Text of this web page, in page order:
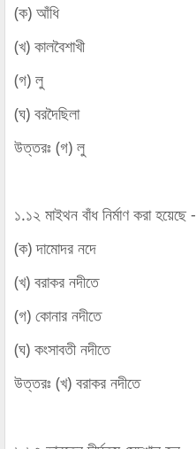
(ক) আঁধি
(খ) কালবৈশাখী
(গ) লু
(ঘ) বরদৈছিলা
উত্তরঃ (গ) লু
১.১২ মাইথন বাঁধ নির্মাণ করা হয়েছে -
(ক) দামোদর নদে
(খ) বরাকর নদীতে
(গ) কোনার নদীতে
(ঘ) কংসাবতী নদীতে
উত্তরঃ (খ) বরাকর নদীতে